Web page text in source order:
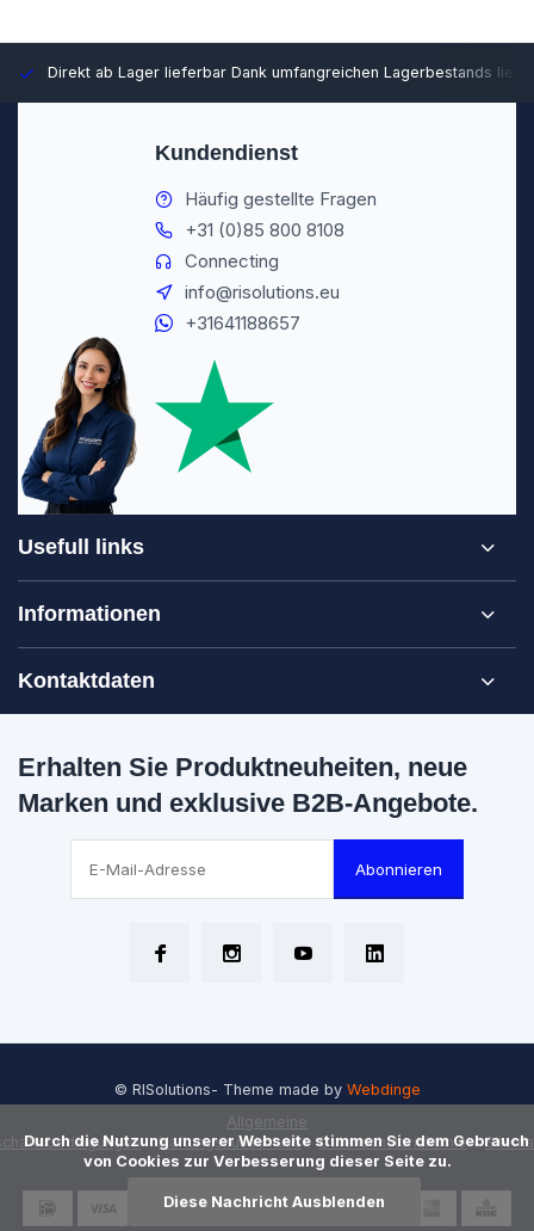
Direkt ab Lager lieferbar Dank umfangreichen Lagerbestands
Kundendienst
Häufig gestellte Fragen
+31 (0)85 800 8108
Connecting
info@risolutions.eu
+31641188657
Usefull links
Informationen
Kontaktdaten
Erhalten Sie Produktneuheiten, neue
Marken und exklusive B2B-Angebote.
Abonnieren
Allgemeine
Haftungsausschluss Datenschutzrichtlinie
© RISolutions- Theme made by Webdinge
      Durch die Nutzung unserer Webseite stimmen Sie dem Gebrauch
von Cookies zur Verbesserung dieser Seite zu.
Diese Nachricht Ausblenden